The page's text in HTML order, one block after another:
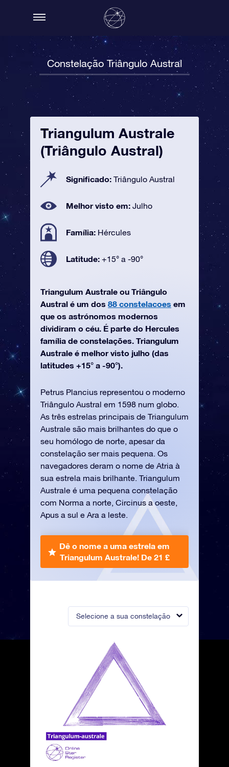
Constelação Triângulo Austral
Selecione a sua constelação
Triangulum Australe
(Triângulo Austral)
Significado: Triângulo Austral
Melhor visto em: Julho
Família: Hércules
Latitude: +15° a -90°
Triangulum Australe ou Triângulo
Austral é um dos 88 constelacoes em
que os astrónomos modernos
dividiram o céu. É parte do Hercules
família de constelações. Triangulum
Australe é melhor visto julho (das
latitudes +15° a -90°).
Petrus Plancius representou o moderno
Triângulo Austral em 1598 num globo.
As três estrelas principais de Triangulum
Australe são mais brilhantes do que o
seu homólogo de norte, apesar da
constelação ser mais pequena. Os
navegadores deram o nome de Atria à
sua estrela mais brilhante. Triangulum
Australe é uma pequena constelação
com Norma a norte, Circinus a oeste,
Apus a sul e Ara a leste.
Dê o nome a uma estrela em
Triangulum Australe! De 21 £